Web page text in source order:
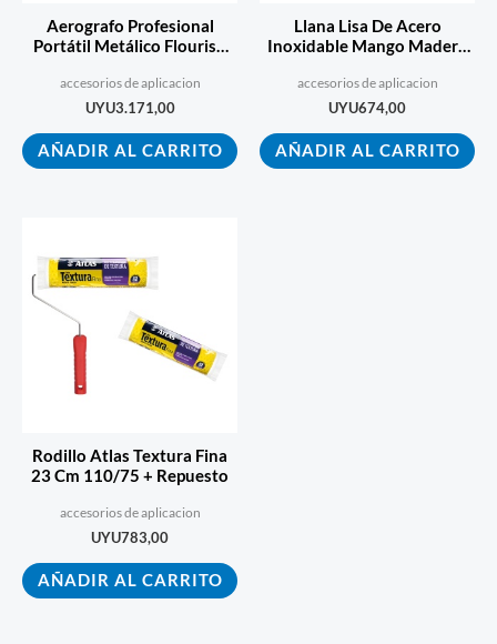
Aerografo Profesional
Portátil Metálico Flourish
accesorios de aplicacion
UYU3.171,00
AÑADIR AL CARRITO
Llana Lisa De Acero
Inoxidable Mango Madera
accesorios de aplicacion
UYU674,00
AÑADIR AL CARRITO
Rodillo Atlas Textura Fina
23 Cm 110/75 + Repuesto
accesorios de aplicacion
UYU783,00
AÑADIR AL CARRITO